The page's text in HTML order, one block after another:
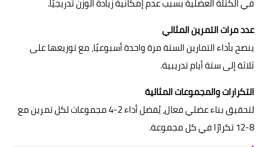
عدد مرات التمرين المثالي
ينصح بأداء التمارين الستة مرة واحدة أسبوعيًا، مع توزيعها على
ثلاثة إلى ستة أيام تدريبية.
التكرارات والمجموعات المثالية
لتحقيق بناء عضلي فعال، يُفضل أداء 2-4 مجموعات لكل تمرين مع
8-12 تكرارًا في كل مجموعة.